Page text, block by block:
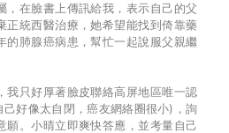
，在臉書上傳訊給我，表示自己的父
正統西醫治療，她希望能找到倚靠藥
的肺腺癌病患，幫忙一起說服父親繼
我只好厚著臉皮聯絡高屏地區唯一認
好像太自閉，癌友網絡圈很小)，詢
願。小晴立即爽快答應，並考量自己